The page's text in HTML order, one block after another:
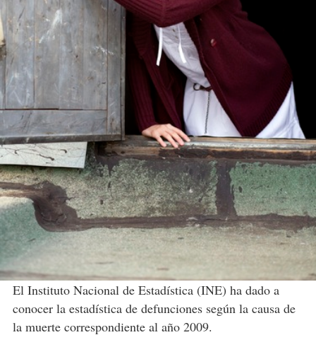
El Instituto Nacional de Estadística (INE) ha dado a
conocer la estadística de defunciones según la causa de
la muerte correspondiente al año 2009.